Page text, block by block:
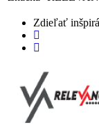
Zdieľať